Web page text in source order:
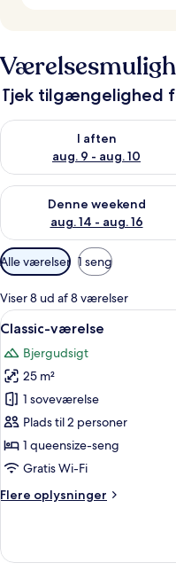
Tjek tilgængelighed
I aften
aug. 9 - aug. 10
Tjek tilgængelighed for i
Denne weekend
aug. 14 - aug. 16
Tjek tilgængelighed for
Tilgængelige
filtre
for
værelser
Alle værelser 1 seng
Viser 8 ud af 8 værelser
Indlæs
alle
billeder
af
Classic-
værelse
3
Classic-værelse
Bjergudsigt
25 m²
1 soveværelse
Plads til 2 personer
1 queensize-seng
Gratis Wi-Fi
Flere oplysninger
Flere
værelse